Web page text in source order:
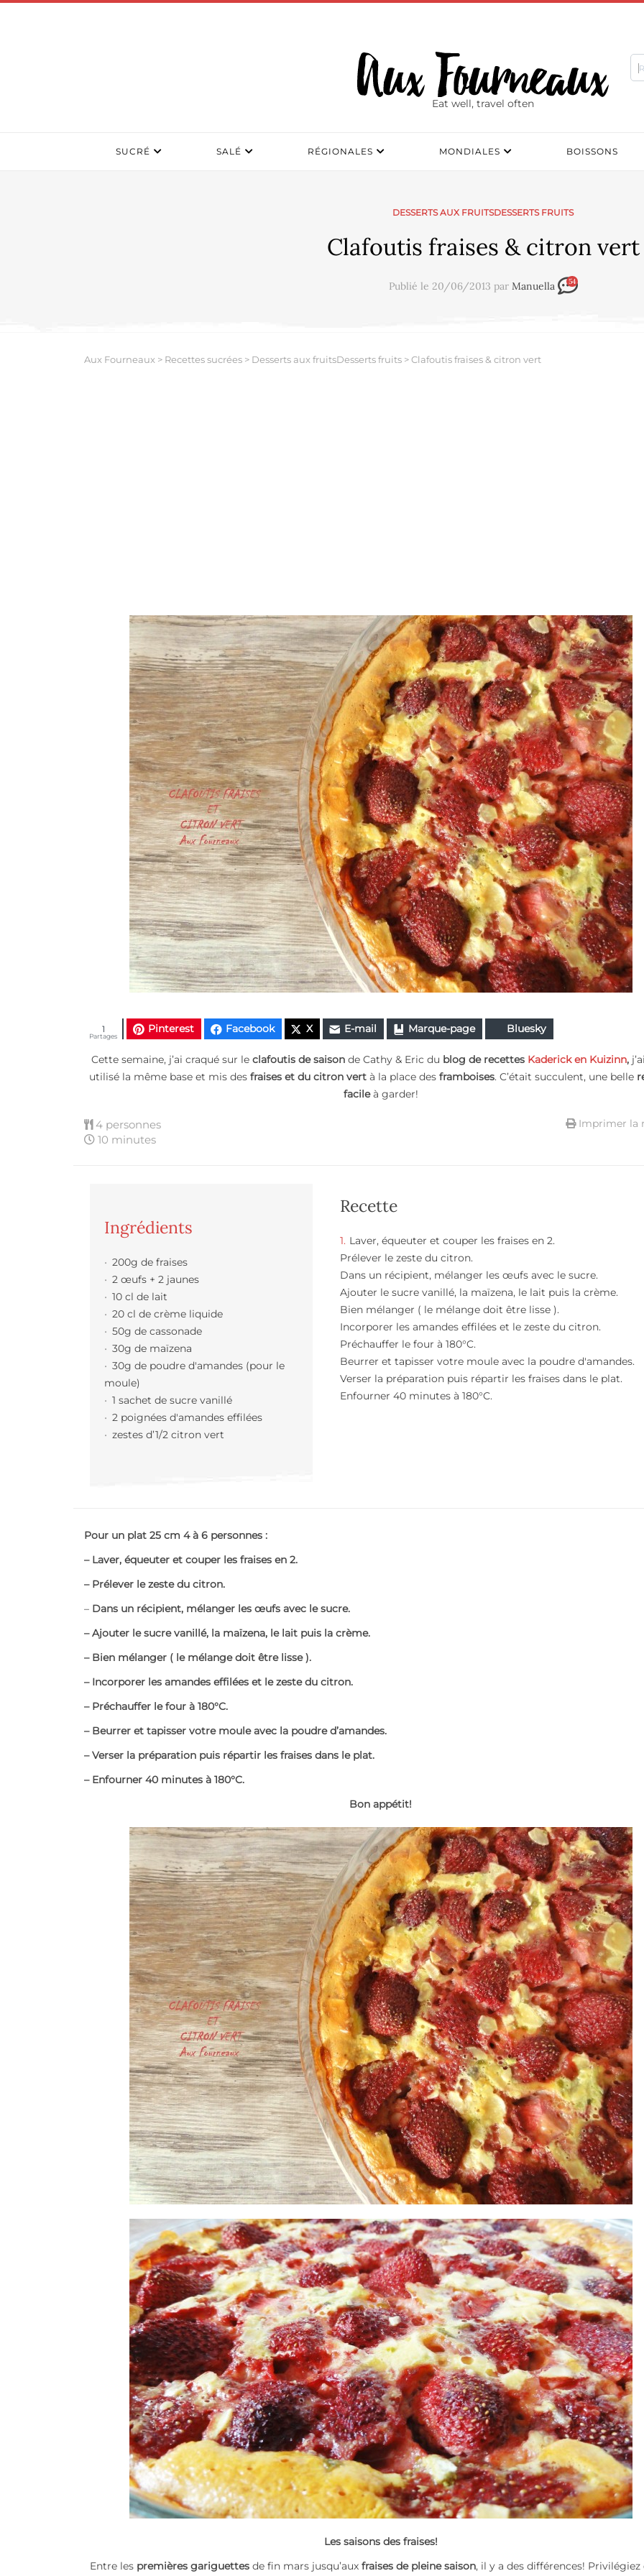
Eat well, travel often
SUCRÉ SALÉ RÉGIONALES MONDIALES BOISSONS
DESSERTS AUX FRUITSDESSERTS FRUITS
Clafoutis fraises & citron vert
Publié le 20/06/2013 par Manuella 54
Aux Fourneaux > Recettes sucrées > Desserts aux fruitsDesserts fruits >Clafoutis fraises & citron vert
Pinterest Facebook X E-mail Marque-page Bluesky
Partages
1
Cette semaine, j’ai craqué sur le clafoutis de saisonde Cathy & Eric du blog de recettes Kaderick en Kuizinn,
utilisé la même base et mis des fraises et du citron vertà la place des framboises. C’était succulent, une belle
facileà garder!
4 personnes
10 minutes
Imprimer la
Ingrédients
200g de fraises
2 œufs + 2 jaunes
10 cl de lait
20 cl de crème liquide
50g de cassonade
30g de maïzena
30g de poudre d'amandes (pour le
moule)
1 sachet de sucre vanillé
2 poignées d'amandes effilées
zestes d’1/2 citron vert
Recette
Laver, équeuter et couper les fraises en 2.
Prélever le zeste du citron.
Dans un récipient, mélanger les œufs avec le sucre.
Ajouter le sucre vanillé, la maïzena, le lait puis la crème.
Bien mélanger ( le mélange doit être lisse ).
Incorporer les amandes effilées et le zeste du citron.
Préchauffer le four à 180°C.
Beurrer et tapisser votre moule avec la poudre d'amandes.
Verser la préparation puis répartir les fraises dans le plat.
Enfourner 40 minutes à 180°C.
Pour un plat 25 cm 4 à 6 personnes :
– Laver, équeuter et couper les fraises en 2.
– Prélever le zeste du citron.
– Dans un récipient, mélanger les œufs avec le sucre.
– Ajouter le sucre vanillé, la maïzena, le lait puis la crème.
– Bien mélanger ( le mélange doit être lisse ).
– Incorporer les amandes effilées et le zeste du citron.
– Préchauffer le four à 180°C.
– Beurrer et tapisser votre moule avec la poudre d’amandes.
– Verser la préparation puis répartir les fraises dans le plat.
– Enfourner 40 minutes à 180°C.
Bon appétit!
Les saisons des fraises!
Entre les premières gariguettes de fin mars jusqu’aux fraises de pleine saison, il y a des différences! Privilégiez